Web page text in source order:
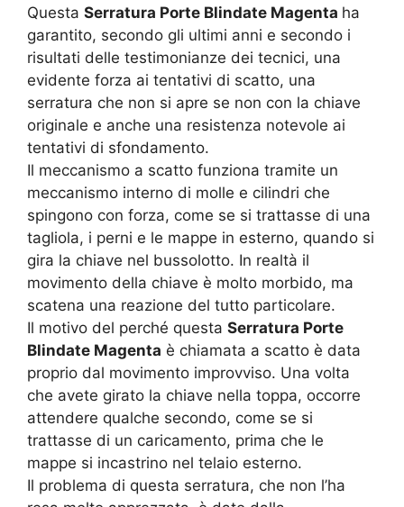
Questa Serratura Porte Blindate Magenta ha
garantito, secondo gli ultimi anni e secondo i
risultati delle testimonianze dei tecnici, una
evidente forza ai tentativi di scatto, una
serratura che non si apre se non con la chiave
originale e anche una resistenza notevole ai
tentativi di sfondamento.
Il meccanismo a scatto funziona tramite un
meccanismo interno di molle e cilindri che
spingono con forza, come se si trattasse di una
tagliola, i perni e le mappe in esterno, quando si
gira la chiave nel bussolotto. In realtà il
movimento della chiave è molto morbido, ma
scatena una reazione del tutto particolare.
Il motivo del perché questa Serratura Porte
Blindate Magenta è chiamata a scatto è data
proprio dal movimento improvviso. Una volta
che avete girato la chiave nella toppa, occorre
attendere qualche secondo, come se si
trattasse di un caricamento, prima che le
mappe si incastrino nel telaio esterno.
Il problema di questa serratura, che non l’ha